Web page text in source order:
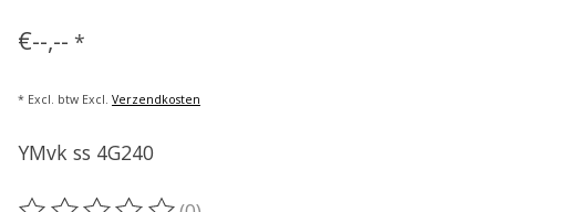
€--,-- *
* Excl. btw Excl. Verzendkosten
YMvk ss 4G240